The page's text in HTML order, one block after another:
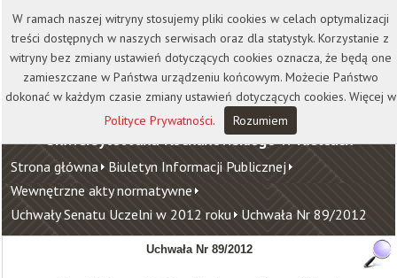
Kontakt Biblioteka
Wydawnictwo
Wirtualna Uczelnia
Uniwersytet Jana Kochanowskiego w Kielcach
Strona główna Biuletyn Informacji Publicznej
Wewnętrzne akty normatywne
Uchwały Senatu Uczelni w 2012 roku Uchwała Nr 89/2012
Uchwała Nr 89/2012
W ramach naszej witryny stosujemy pliki cookies w celach optymalizacji
treści dostępnych w naszych serwisach oraz dla statystyk. Korzystanie z
witryny bez zmiany ustawień dotyczących cookies oznacza, że będą one
zamieszczane w Państwa urządzeniu końcowym. Możecie Państwo
dokonać w każdym czasie zmiany ustawień dotyczących cookies. Więcej w
Polityce Prywatności. Rozumiem